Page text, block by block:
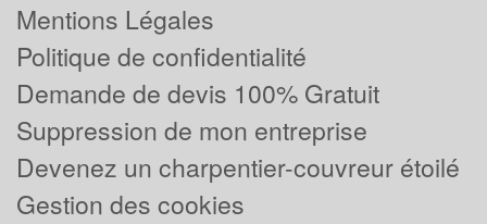
Mentions Légales
Politique de confidentialité
Demande de devis 100% Gratuit
Suppression de mon entreprise
Devenez un charpentier-couvreur étoilé
Gestion des cookies